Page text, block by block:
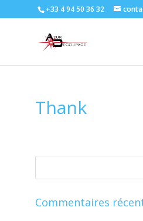
+33 4 94 50 36 32
Thank
Commentaires